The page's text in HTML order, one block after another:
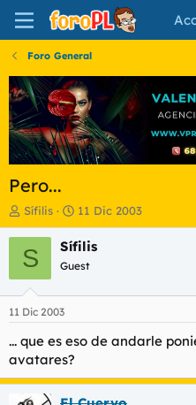
Foro General
Pero...
I
n
i
c
a
d
o
r
d
e
l
t
Sífilis
F
e
c
a
i
n
i
o
11 Dic 2003
S Sífilis
Guest
11 Dic 2003
... que es eso de andarle
avatares?